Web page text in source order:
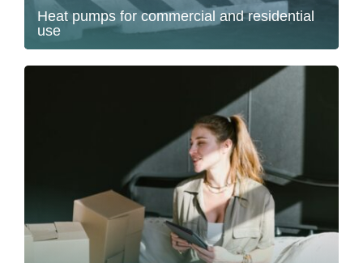
Heat pumps for commercial and residential
use